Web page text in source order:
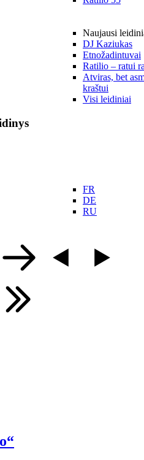
Naujausi
DJ Kaziukas
Etnožadintuvai
Ratilio – ratui
Atviras, bet
kraštui
Visi leidiniai
FR
DE
RU